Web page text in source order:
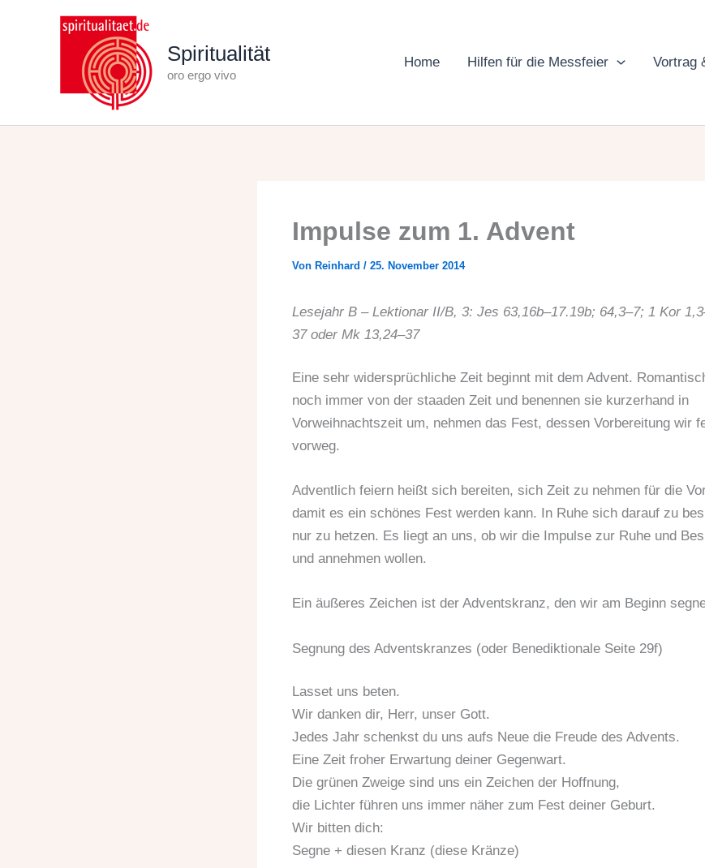
Spiritualität
oro ergo vivo
Home Hilfen für die Messfeier Vortrag
Impulse zum 1. Advent
Von Reinhard / 25. November 2014
Lesejahr B – Lektionar II/B, 3: Jes 63,16b–17.19b; 64,3–7; 1 Kor
37 oder Mk 13,24–37
Eine sehr widersprüchliche Zeit beginnt mit dem Advent.
noch immer von der staaden Zeit und benennen sie kurzerhand in
Vorweihnachtszeit um, nehmen das Fest, dessen Vorbereitung wir
vorweg.
Adventlich feiern heißt sich bereiten, sich Zeit zu nehmen für die
damit es ein schönes Fest werden kann. In Ruhe sich darauf zu
nur zu hetzen. Es liegt an uns, ob wir die Impulse zur Ruhe und
und annehmen wollen.
Ein äußeres Zeichen ist der Adventskranz, den wir am Beginn
Segnung des Adventskranzes (oder Benediktionale Seite 29f)
Lasset uns beten.
Wir danken dir, Herr, unser Gott.
Jedes Jahr schenkst du uns aufs Neue die Freude des Advents.
Eine Zeit froher Erwartung deiner Gegenwart.
Die grünen Zweige sind uns ein Zeichen der Hoffnung,
die Lichter führen uns immer näher zum Fest deiner Geburt.
Wir bitten dich:
Segne + diesen Kranz (diese Kränze)